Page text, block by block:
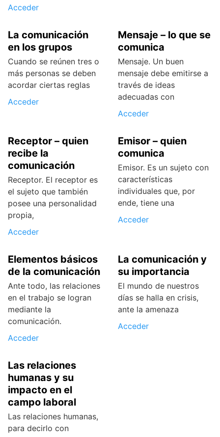
Acceder
La comunicación
en los grupos
Cuando se reúnen tres o
más personas se deben
acordar ciertas reglas
Acceder
Mensaje – lo que se
comunica
Mensaje. Un buen
mensaje debe emitirse a
través de ideas
adecuadas con
Acceder
Receptor – quien
recibe la
comunicación
Receptor. El receptor es
el sujeto que también
posee una personalidad
propia,
Acceder
Emisor – quien
comunica
Emisor. Es un sujeto con
características
individuales que, por
ende, tiene una
Acceder
Elementos básicos
de la comunicación
Ante todo, las relaciones
en el trabajo se logran
mediante la
comunicación.
Acceder
La comunicación y
su importancia
El mundo de nuestros
días se halla en crisis,
ante la amenaza
Acceder
Las relaciones
humanas y su
impacto en el
campo laboral
Las relaciones humanas,
para decirlo con